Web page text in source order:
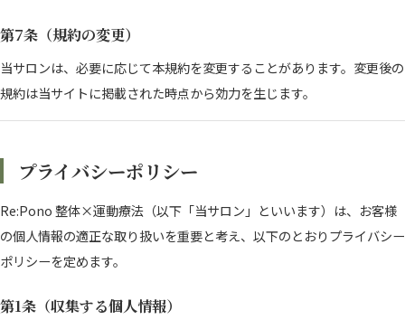
第7条（規約の変更）
当サロンは、必要に応じて本規約を変更することがあります。変更後の
規約は当サイトに掲載された時点から効力を生じます。
プライバシーポリシー
Re:Pono 整体×運動療法（以下「当サロン」といいます）は、お客様
の個人情報の適正な取り扱いを重要と考え、以下のとおりプライバシー
ポリシーを定めます。
第1条（収集する個人情報）